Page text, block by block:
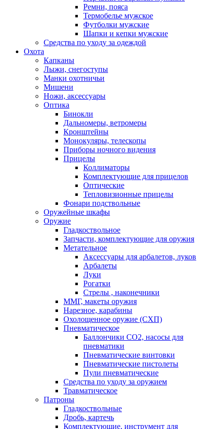
Ремни, пояса
Термобелье мужское
Футболки мужские
Шапки и кепки мужские
Средства по уходу за одеждой
Охота
Капканы
Лыжи, снегоступы
Манки охотничьи
Мишени
Ножи, аксессуары
Оптика
Бинокли
Дальномеры, ветромеры
Кронштейны
Монокуляры, телескопы
Приборы ночного видения
Прицелы
Коллиматоры
Комплектующие для прицелов
Оптические
Тепловизионные прицелы
Фонари подствольные
Оружейные шкафы
Оружие
Гладкоствольное
Запчасти, комплектующие для оружия
Метательное
Аксессуары для арбалетов, луков
Арбалеты
Луки
Рогатки
Стрелы , наконечники
ММГ, макеты оружия
Нарезное, карабины
Охолощенное оружие (СХП)
Пневматическое
Баллончики СО2, насосы для
пневматики
Пневматические винтовки
Пневматические пистолеты
Пули пневматические
Средства по уходу за оружием
Травматическое
Патроны
Гладкоствольные
Дробь, картечь
Комплектующие, инструмент для